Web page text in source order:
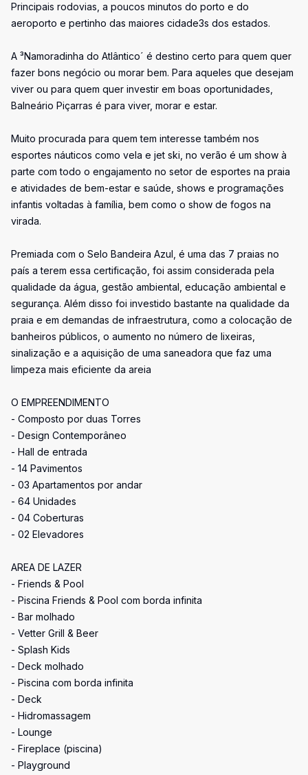
Principais rodovias, a poucos minutos do porto e do
aeroporto e pertinho das maiores cidade3s dos estados.
A ³Namoradinha do Atlântico´ é destino certo para quem quer
fazer bons negócio ou morar bem. Para aqueles que desejam
viver ou para quem quer investir em boas oportunidades,
Balneário Piçarras é para viver, morar e estar.
Muito procurada para quem tem interesse também nos
esportes náuticos como vela e jet ski, no verão é um show à
parte com todo o engajamento no setor de esportes na praia
e atividades de bem-estar e saúde, shows e programações
infantis voltadas à família, bem como o show de fogos na
virada.
Premiada com o Selo Bandeira Azul, é uma das 7 praias no
país a terem essa certificação, foi assim considerada pela
qualidade da água, gestão ambiental, educação ambiental e
segurança. Além disso foi investido bastante na qualidade da
praia e em demandas de infraestrutura, como a colocação de
banheiros públicos, o aumento no número de lixeiras,
sinalização e a aquisição de uma saneadora que faz uma
limpeza mais eficiente da areia
O EMPREENDIMENTO
- Composto por duas Torres
- Design Contemporâneo
- Hall de entrada
- 14 Pavimentos
- 03 Apartamentos por andar
- 64 Unidades
- 04 Coberturas
- 02 Elevadores
AREA DE LAZER
- Friends & Pool
- Piscina Friends & Pool com borda infinita
- Bar molhado
- Vetter Grill & Beer
- Splash Kids
- Deck molhado
- Piscina com borda infinita
- Deck
- Hidromassagem
- Lounge
- Fireplace (piscina)
- Playground